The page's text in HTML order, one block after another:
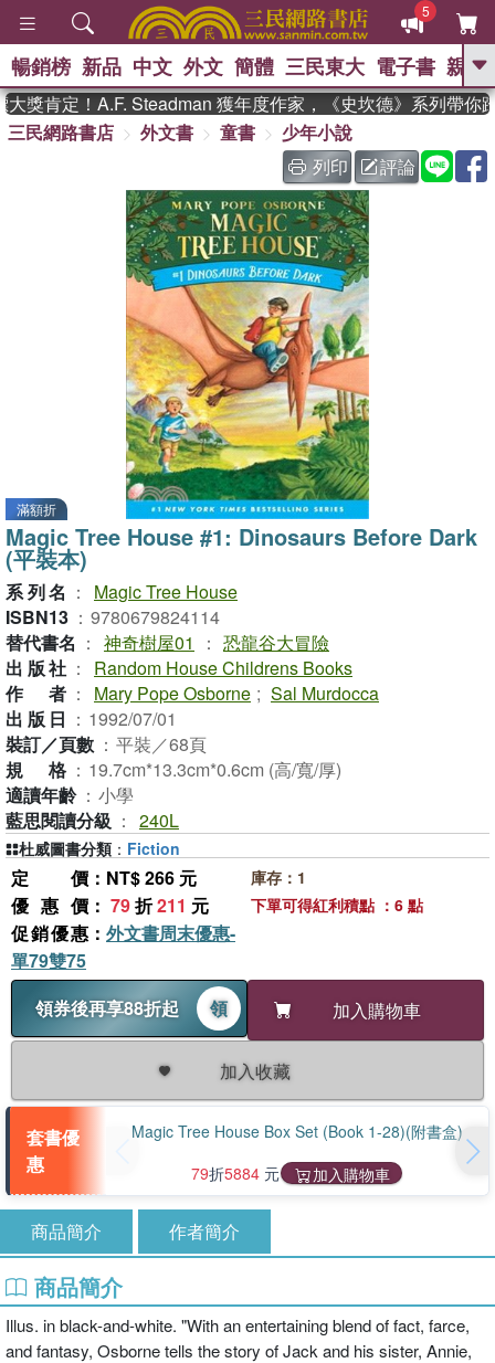
5
GO
熱搜： 東野圭吾 、
The Odyssey 、 父親節 、 如果歷
史是一群喵 、 暑期推薦 、 國際布克
獎 臺灣漫遊錄 、 方念華
登輝時代 、 數學女孩：黎曼猜想
偉大的迷走神經
暢銷榜 新品 中文 外文 簡體 三民東大 電子書 親子
肯定！A.F. Steadman 獲年度作家，《史坎德》系列帶你踏
三民網路書店
外文書 童書
少年小說
列印
評論
滿額折
Magic Tree House #1: Dinosaurs Before Dark
(平裝本)
系列名 ：
Magic Tree House
ISBN13 ： 9780679824114
替代書名 ： 神奇樹屋01 ： 恐龍谷大冒險
出版社 ：
Random House Childrens Books
作者 ： Mary Pope Osborne ; Sal Murdocca
出版日 ： 1992/07/01
裝訂／頁數 ： 平裝／68頁
規格 ： 19.7cm*13.3cm*0.6cm (高/寬/厚)
適讀年齡 ： 小學
藍思閱讀分級 ： 240L
定價 ：NT$ 266 元
優惠價 ： 79折211 元
促銷優惠 ： 外文書周末優惠-
單79雙75
領券後再享88折起
領 加入購物車
加入收藏
庫存：1
下單可得紅利積點 ：6 點
套書優
惠
Magic Tree House Box Set (Book 1-28)(附書盒)
79折5884 元 加入購物車
杜威圖書分類 ： Fiction
商品簡介 作者簡介
商品簡介
Illus. in black-and-white. "With an entertaining blend of fact, farce,
and fantasy, Osborne tells the story of Jack and his sister, Annie,